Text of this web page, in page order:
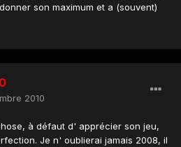
son maximum et a (souvent)
2010
à défaut d' apprécier son jeu,
Je n' oublierai jamais 2008, il